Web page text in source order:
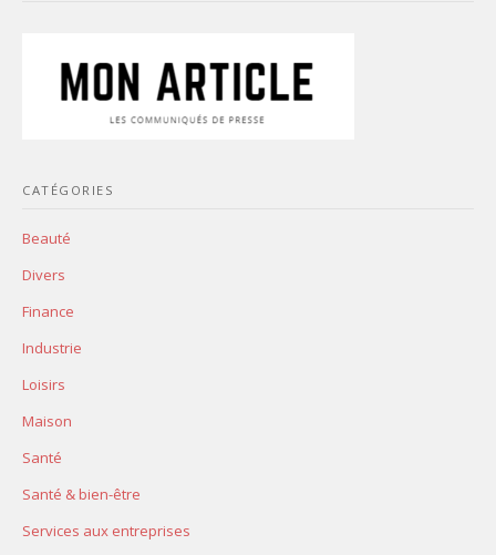
CATÉGORIES
Beauté
Divers
Finance
Industrie
Loisirs
Maison
Santé
Santé & bien-être
Services aux entreprises